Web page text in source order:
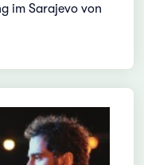
im Sarajevo von